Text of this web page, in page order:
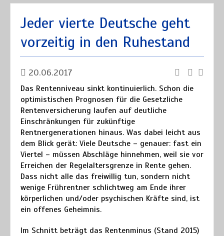
Jeder vierte Deutsche geht
vorzeitig in den Ruhestand
20.06.2017
Das Rentenniveau sinkt kontinuierlich. Schon die
optimistischen Prognosen für die Gesetzliche
Rentenversicherung laufen auf deutliche
Einschränkungen für zukünftige
Rentnergenerationen hinaus. Was dabei leicht aus
dem Blick gerät: Viele Deutsche – genauer: fast ein
Viertel – müssen Abschläge hinnehmen, weil sie vor
Erreichen der Regelaltersgrenze in Rente gehen.
Dass nicht alle das freiwillig tun, sondern nicht
wenige Frührentner schlichtweg am Ende ihrer
körperlichen und/oder psychischen Kräfte sind, ist
ein offenes Geheimnis.
Im Schnitt beträgt das Rentenminus (Stand 2015)